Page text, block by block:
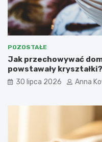
POZOSTAŁE
Jak przechowywać
powstawały
30 lipca 2026 Anna